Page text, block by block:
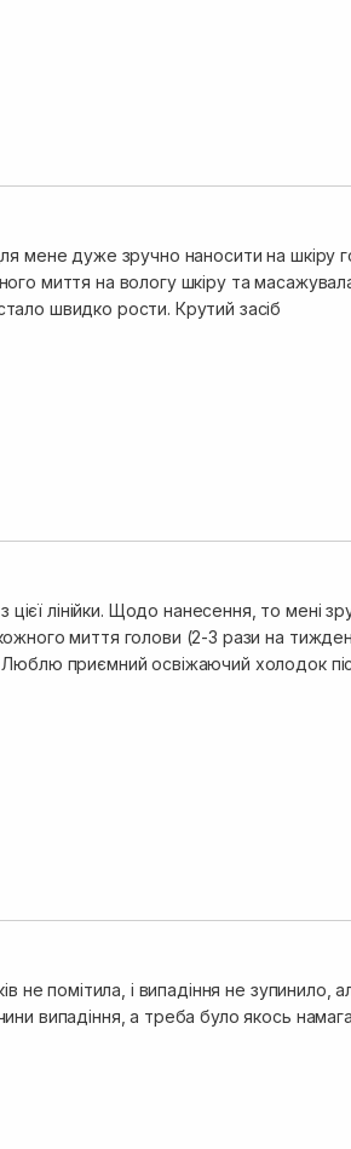
мене дуже зручно наносити на шкіру
миття на вологу шкіру та
швидко рости. Крутий засіб
лінійки. Щодо нанесення, то мені
миття голови (2-3 рази на
приємний освіжаючий холодок
росте багато нового. Що важливо,
не помітила, і випадіння не
випадіння, а треба було якось